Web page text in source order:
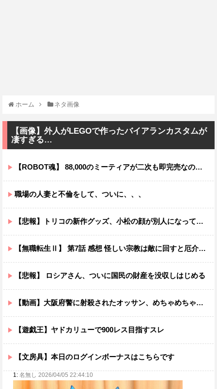
ホーム ネタ画像
【画像】外人がLEGOで作ったバイアランカスタムが
凄すぎる…
【ROBOT魂】 88,000のミーティアが二次も即完売なの大人気すぎる…
職場の人妻と不倫をして、ついに、、、
【悲報】トリコの新作グッズ、小松の顔が別人になってしまうｗｗｗｗ
【無職転生Ⅱ】 第7話 感想 怪しい宗教は敵に回すと厄介ニャ【異世界行ったら本気だす】
【悲報】 ロシアさん、ついに国民の財産を没収しはじめる
【動画】大阪府警に射殺されたオッサン、めちゃめちゃ苦しそうに死ぬ
【遊戯王】ヤドカリューで900レス目指すスレ
【文房具】本日のログインボーナスはこちらです
1: 名無し 2026/04/05 22:44:10